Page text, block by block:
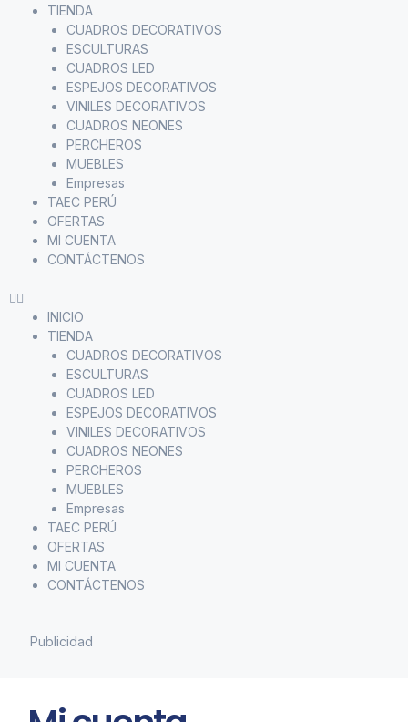
TIENDA
CUADROS DECORATIVOS
ESCULTURAS
CUADROS LED
ESPEJOS DECORATIVOS
VINILES DECORATIVOS
CUADROS NEONES
PERCHEROS
MUEBLES
Empresas
TAEC PERÚ
OFERTAS
MI CUENTA
CONTÁCTENOS
INICIO
TIENDA
CUADROS DECORATIVOS
ESCULTURAS
CUADROS LED
ESPEJOS DECORATIVOS
VINILES DECORATIVOS
CUADROS NEONES
PERCHEROS
MUEBLES
Empresas
TAEC PERÚ
OFERTAS
MI CUENTA
CONTÁCTENOS
Publicidad